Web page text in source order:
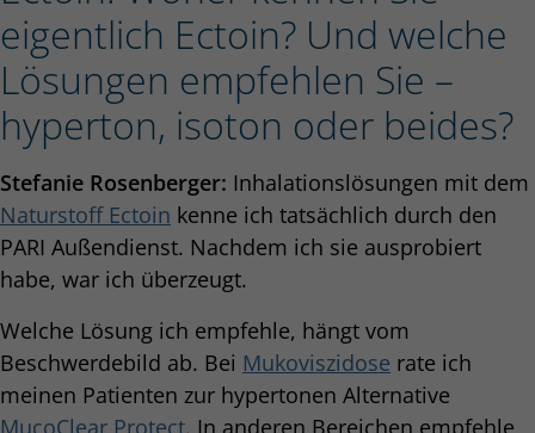
eigentlich Ectoin? Und welche
Lösungen empfehlen Sie –
hyperton, isoton oder beides?
Stefanie Rosenberger: Inhalationslösungen mit dem
Naturstoff Ectoin kenne ich tatsächlich durch den
PARI Außendienst. Nachdem ich sie ausprobiert
habe, war ich überzeugt.
Welche Lösung ich empfehle, hängt vom
Beschwerdebild ab. Bei Mukoviszidose rate ich
meinen Patienten zur hypertonen Alternative
MucoClear Protect. In anderen Bereichen empfehle